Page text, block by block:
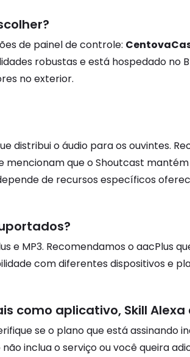
de painel de controle:
robustas e está hospedado no
no exterior.
distribui o áudio para os ouvintes.
mencionam que o Shoutcast
de recursos específicos
e MP3. Recomendamos o
com diferentes dispositivos e
como aplicativo, Skill
se o plano que está
inclua o serviço ou você queira